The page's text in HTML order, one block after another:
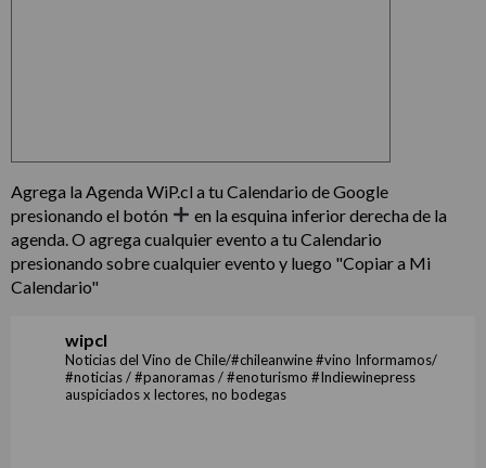
Agrega la Agenda WiP.cl a tu Calendario de Google
presionando el botón
en la esquina inferior derecha de la
agenda. O agrega cualquier evento a tu Calendario
presionando sobre cualquier evento y luego "Copiar a Mi
Calendario"
wipcl
Noticias del Vino de Chile/#chileanwine #vino Informamos/
#noticias / #panoramas / #enoturismo #Indiewinepress
auspiciados x lectores, no bodegas